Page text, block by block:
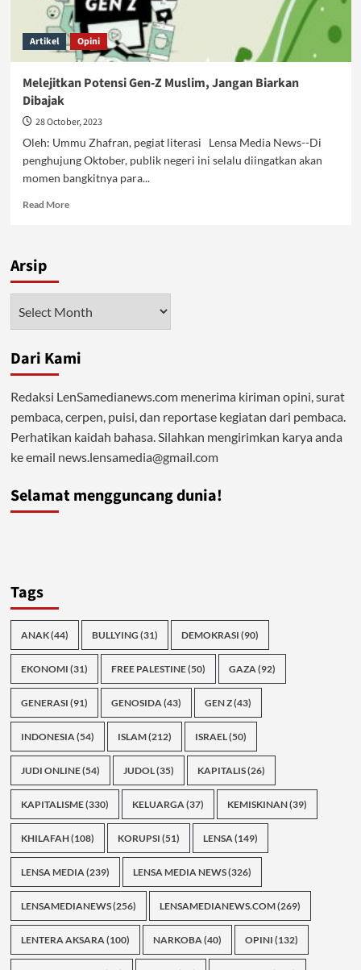
Artikel Opini
Melejitkan Potensi Gen-Z Muslim, Jangan Biarkan
Dibajak
28 October, 2023
Oleh: Ummu Zhafran, pegiat literasi Lensa Media News--Di
penghujung Oktober, publik negeri ini selalu diingatkan akan
momen bangkitnya para...
Read MoreRead
Z
Muslim,
Dibajak
Arsip
Dari Kami
Redaksi LenSamedianews.com menerima kiriman opini, surat
pembaca, cerpen, puisi, dan reportase kegiatan dari pembaca.
Perhatikan kaidah bahasa. Silahkan mengirimkan karya anda
ke email news.lensamedia@gmail.com
Selamat mengguncang dunia!
Tags
ANAK(44) BULLYING (31) DEMOKRASI (90)
EKONOMI (31) FREE PALESTINE(50) GAZA(92)
GENERASI (91) GENOSIDA(43) GEN Z(43)
INDONESIA(54) ISLAM(212) ISRAEL(50)
JUDI ONLINE(54) JUDOL(35) KAPITALIS(26)
KAPITALISME(330) KELUARGA(37) KEMISKINAN(39)
KHILAFAH(108) KORUPSI (51) LENSA(149)
LENSA MEDIA(239) LENSA MEDIA NEWS(326)
LENSAMEDIANEWS(256) LENSAMEDIANEWS.COM(269)
LENTERA AKSARA(100) NARKOBA(40) OPINI (132)